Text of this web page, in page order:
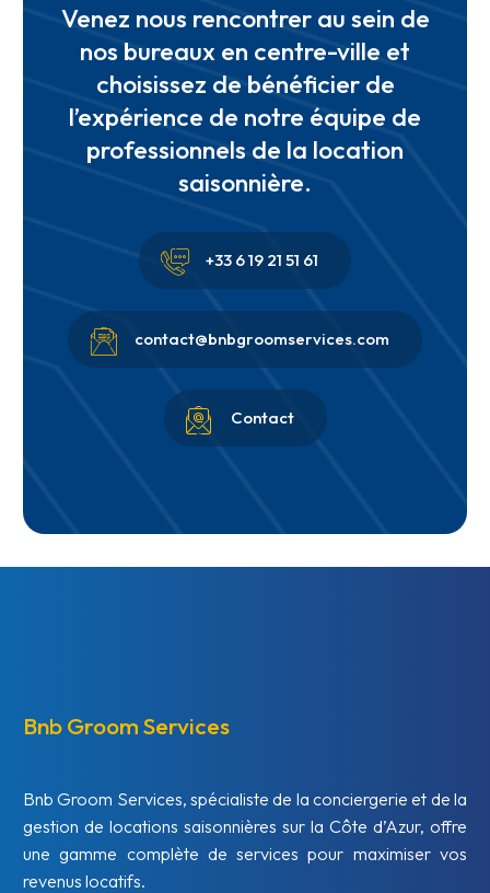
Venez nous rencontrer au sein de
nos bureaux en centre-ville et
choisissez de bénéficier de
l’expérience de notre équipe de
professionnels de la location
saisonnière.

 +33 6 19 21 51 61

 contact@bnbgroomservices.com

 Contact
Bnb Groom Services
Bnb Groom Services, spécialiste de la conciergerie et de la
gestion de locations saisonnières sur la Côte d’Azur, offre
une gamme complète de services pour maximiser vos
revenus locatifs.